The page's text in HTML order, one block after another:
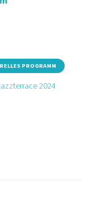
PROGRAMM
jazzterrace 2024